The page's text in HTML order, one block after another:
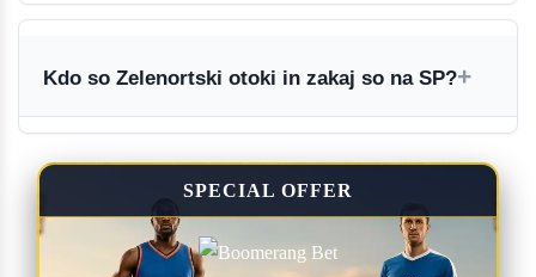
Kdo so Zelenortski otoki in zakaj so na SP?
SPECIAL OFFER